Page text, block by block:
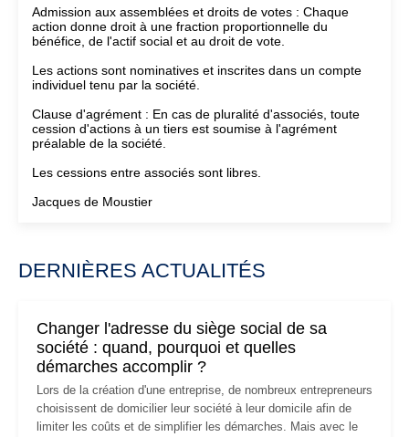
Admission aux assemblées et droits de votes : Chaque
action donne droit à une fraction proportionnelle du
bénéfice, de l'actif social et au droit de vote.
Les actions sont nominatives et inscrites dans un compte
individuel tenu par la société.
Clause d'agrément : En cas de pluralité d'associés, toute
cession d'actions à un tiers est soumise à l'agrément
préalable de la société.
Les cessions entre associés sont libres.
Jacques de Moustier
DERNIÈRES ACTUALITÉS
Changer l'adresse du siège social de sa
société : quand, pourquoi et quelles
démarches accomplir ?
Lors de la création d'une entreprise, de nombreux entrepreneurs
choisissent de domicilier leur société à leur domicile afin de
limiter les coûts et de simplifier les démarches. Mais avec le